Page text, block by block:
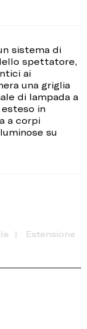
sistema di
spettatore,
ai
una griglia
di lampada a
in
a corpi
su
Estensione